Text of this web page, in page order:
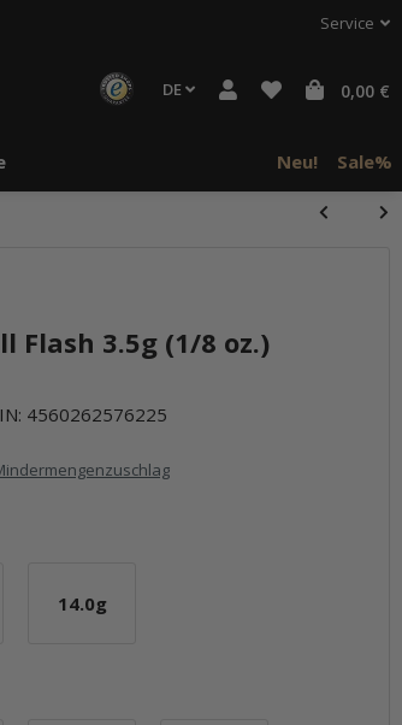
Service
DE 0,00 €
Neu! Sale%
Flash 3.5g (1/8 oz.)
4560262576225
14.0g
14.0g